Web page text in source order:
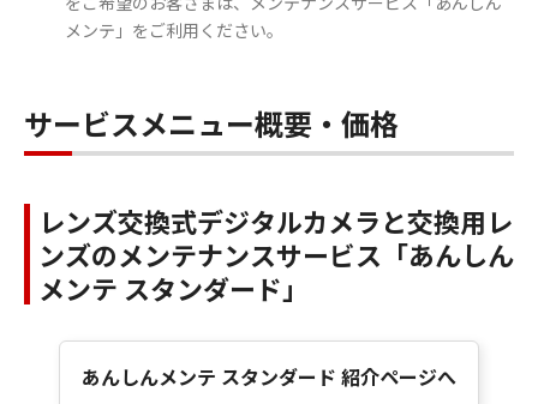
メンテ」をご利用ください。
サービスメニュー概要・価格
レンズ交換式デジタルカメラと交換用レ
ンズのメンテナンスサービス「あんしん
メンテ スタンダード」
あんしんメンテ スタンダード 紹介ページへ